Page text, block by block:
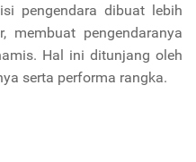
pengendara dibuat lebih
membuat pengendaranya
Hal ini ditunjang oleh
serta performa rangka.